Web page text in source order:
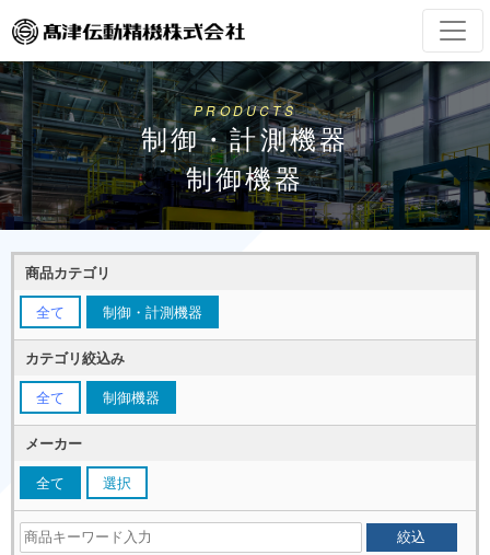
PRODUCTS
制御・計測機器
制御機器
商品カテゴリ
全て 制御・計測機器
カテゴリ絞込み
全て 制御機器
メーカー
全て 選択